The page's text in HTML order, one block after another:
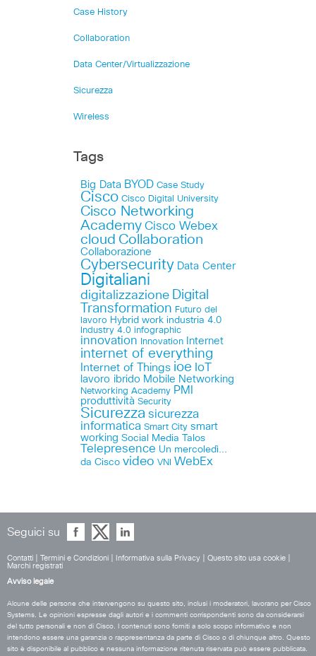
Case History
Collaboration
Data Center/Virtualizzazione
Sicurezza
Wireless
Tags
Big Data BYOD Case Study
Cisco Cisco Digital University
Cisco Networking
Academy Cisco Webex
cloud Collaboration
Collaborazione
Cybersecurity Data Center
Digitaliani
digitalizzazione Digital
Transformation Futuro del
lavoro Hybrid work industria 4.0
Industry 4.0 infographic
innovation Innovation Internet
internet of everything
Internet of Things ioe IoT
lavoro ibrido Mobile Networking
Networking Academy PMI
produttività Security
Sicurezza sicurezza
informatica Smart City smart
working Social Media Talos
Telepresence Un mercoledì...
da Cisco video VNI WebEx
Seguici su
Contatti Termini e Condizioni Informativa sulla Privacy Questo sito usa cookie
Marchi registrati
Avviso legale
Alcune delle persone che intervengono su questo sito, inclusi i moderatori, lavorano per Cisco
Systems. Le opinioni espresse dagli autori e i commenti corrispondenti sono da considerarsi
del tutto personali e non di Cisco. I contenuti sono forniti a solo scopo informativo e non
intendono essere una garanzia o rappresentanza da parte di Cisco o di chiunque altro. Questo
sito è disponibile al pubblico e nessuna informazione ritenuta riservata può essere pubblicata.